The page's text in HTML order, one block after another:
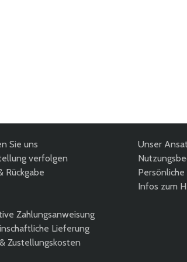
Sie uns
verfolgen
Rückgabe
Zahlungsanweisung
Lieferung
Zustellungskosten
Unser
Infos zum